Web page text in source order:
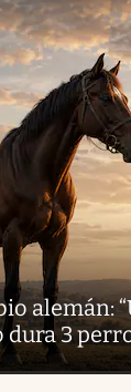
alemán:
3